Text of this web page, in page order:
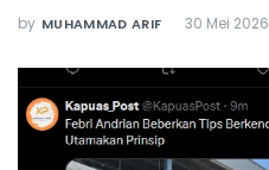
by MUHAMMAD ARIF 30 Mei 2026